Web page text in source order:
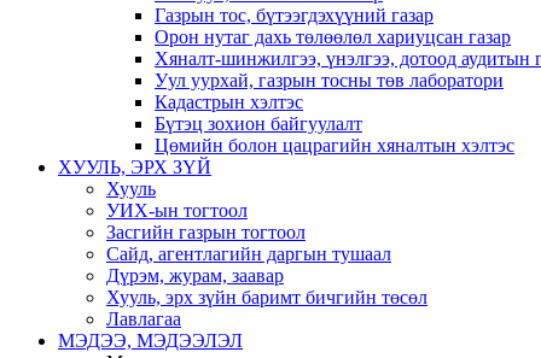
Газрын тос, бүтээгдэхүүний газар
Орон нутаг дахь төлөөлөл хариуцсан газар
Хяналт-шинжилгээ, үнэлгээ, дотоод аудитын
Уул уурхай, газрын тосны төв лаборатори
Кадастрын хэлтэс
Бүтэц зохион байгуулалт
Цөмийн болон цацрагийн хяналтын хэлтэс
ХУУЛЬ, ЭРХ ЗҮЙ
Хууль
УИХ-ын тогтоол
Засгийн газрын тогтоол
Сайд, агентлагийн даргын тушаал
Дүрэм, журам, заавар
Хууль, эрх зүйн баримт бичгийн төсөл
Лавлагаа
МЭДЭЭ, МЭДЭЭЛЭЛ